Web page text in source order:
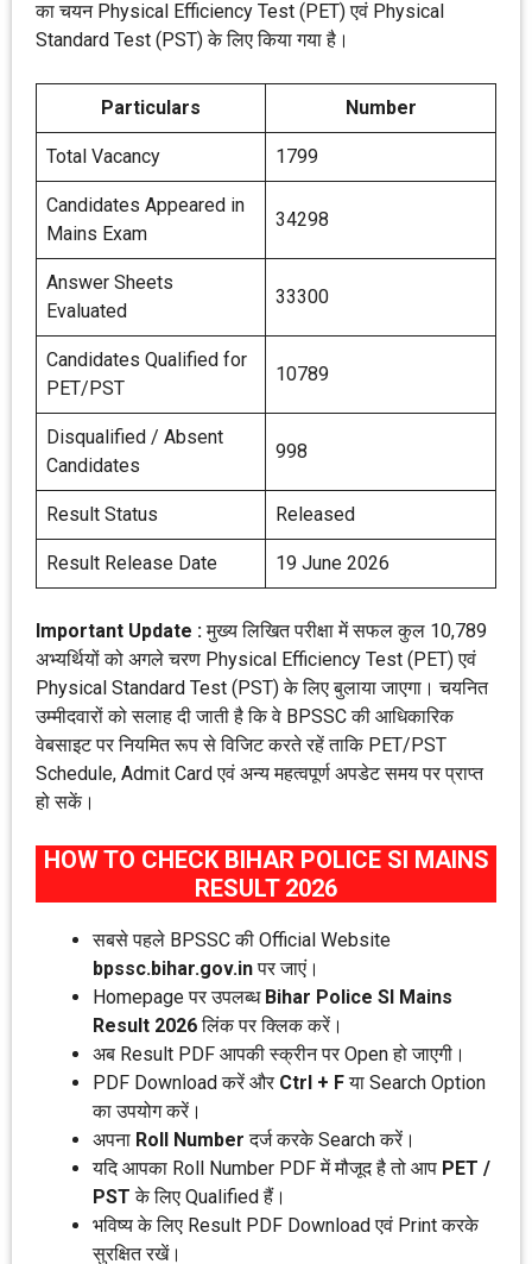
का चयन Physical Efficiency Test (PET) एवं Physical
Standard Test (PST) के लिए किया गया है।
Particulars Number
Total Vacancy 1799
Candidates Appeared in
Mains Exam
34298
Answer Sheets
Evaluated
33300
Candidates Qualified for
PET/PST
10789
Disqualified / Absent
Candidates
998
Result Status Released
Result Release Date 19 June 2026
Important Update :मुख्य लिखित परीक्षा में सफल कुल 10,789
अभ्यर्थियों को अगले चरण Physical Efficiency Test (PET) एवं
Physical Standard Test (PST) के लिए बुलाया जाएगा। चयनित
उम्मीदवारों को सलाह दी जाती है कि वे BPSSC की आधिकारिक
वेबसाइट पर नियमित रूप से विजिट करते रहें ताकि PET/PST
Schedule, Admit Card एवं अन्य महत्वपूर्ण अपडेट समय पर प्राप्त
हो सकें।
HOW TO CHECK BIHAR POLICE SI MAINS
RESULT 2026
सबसे पहले BPSSC की Official Website
bpssc.bihar.gov.inपर जाएं।
Homepage पर उपलब्ध Bihar Police SI Mains
Result 2026लिंक पर क्लिक करें।
अब Result PDF आपकी स्क्रीन पर Open हो जाएगी।
PDF Download करें और Ctrl + Fया Search Option
का उपयोग करें।
अपना Roll Number दर्ज करके Search करें।
यदि आपका Roll Number PDF में मौजूद है तो आप PET /
PST के लिए Qualified हैं।
भविष्य के लिए Result PDF Download एवं Print करके
सुरक्षित रखें।